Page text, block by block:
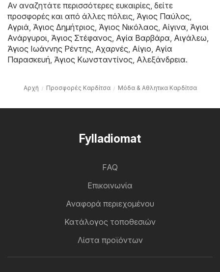
Αν αναζητάτε περισσότερες ευκαιρίες, δείτε
προσφορές και από άλλες πόλεις, Άγιος Παύλος,
Αγριά, Άγιος Δημήτριος, Άγιος Νικόλαος, Αίγινα, Άγιοι
Ανάργυροι, Άγιος Στέφανος, Αγία Βαρβάρα, Αιγάλεω,
Άγιος Ιωάννης Ρέντης, Αχαρνές, Αίγιο, Αγία
Παρασκευή, Άγιος Κωνσταντίνος, Αλεξάνδρεια.
Αρχή Προσφορές Καρδίτσα Μόδα & Aθλητικα Καρδίτσα
Fylladiomat
FAQ
Επικοινωνία
Αναφορά περιεχομένου
Κατάλογος τοποθεσιών
Λίστα προϊόντων